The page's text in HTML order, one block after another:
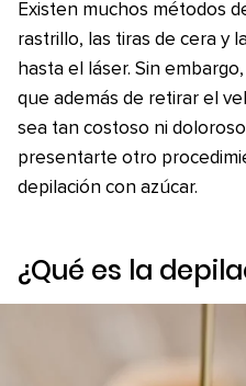
Existen muchos métodos
rastrillo, las tiras de cera y
hasta el láser. Sin
que además de retirar el
sea tan costoso ni
presentarte otro
depilación con azúcar.
¿Qué es la